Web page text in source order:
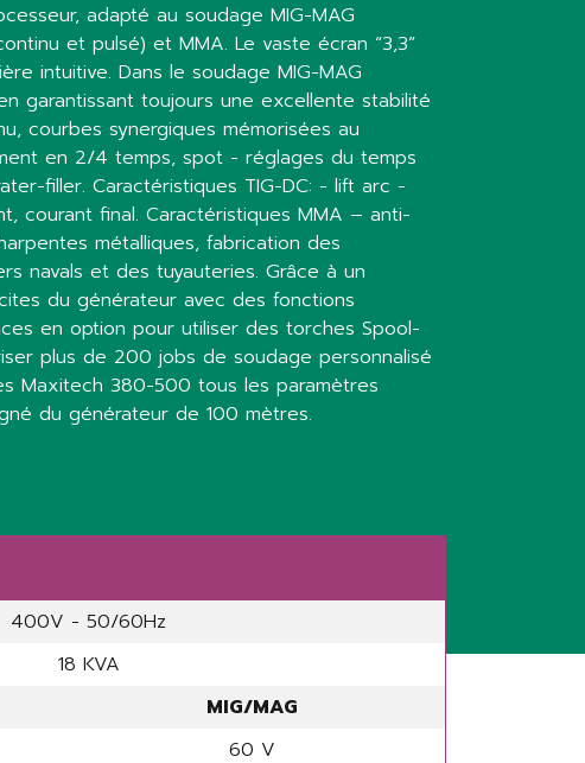
adapté au soudage MIG-MAG
et pulsé) et MMA. Le vaste écran “3,3”
intuitive. Dans le soudage MIG-MAG
garantissant toujours une excellente stabilité
courbes synergiques mémorisées au
en 2/4 temps, spot - réglages du temps
filler. Caractéristiques TIG-DC: - lift arc -
courant final. Caractéristiques MMA – anti-
métalliques, fabrication des
navals et des tuyauteries. Grâce à un
du générateur avec des fonctions
en option pour utiliser des torches Spool-
plus de 200 jobs de soudage personnalisé
Maxitech 380-500 tous les paramètres
du générateur de 100 mètres.
400V - 50/60Hz
18 KVA
MIG/MAG
60 V